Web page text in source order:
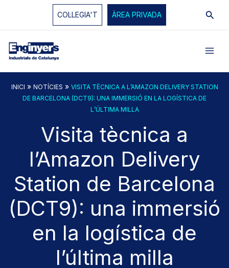
COL·LEGIA'T ÀREA PRIVADA
INICI » NOTÍCIES » VISITA TÈCNICA A L’AMAZON DELIVERY STATION
DE BARCELONA (DCT9): UNA IMMERSIÓ EN LA LOGÍSTICA DE
L’ÚLTIMA MILLA
Visita tècnica a
l’Amazon Delivery
Station de Barcelona
(DCT9): una immersió
en la logística de
l’última milla